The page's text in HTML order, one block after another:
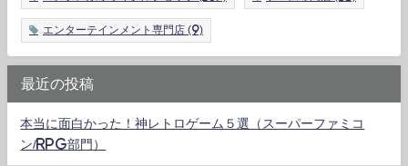
エンターテインメント専門店 (9)
最近の投稿
本当に面白かった！神レトロゲーム５選（スーパーファミコ
ン/RPG部門）